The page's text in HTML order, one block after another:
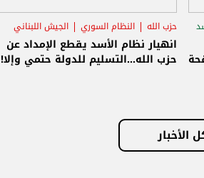
حزب الله النظام السوري الجيش اللبناني
انهيار نظام الأسد يقطع الإمداد عن
حزب الله...التسليم للدولة حتمي وإلا!
الأخبار